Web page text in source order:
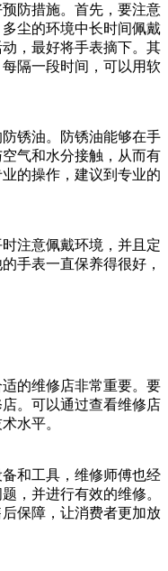
防措施。首先，要注意
尘的环境中长时间佩戴
，最好将手表摘下。其
隔一段时间，可以用软
锈油。防锈油能够在手
气和水分接触，从而有
的操作，建议到专业的
注意佩戴环境，并且定
手表一直保养得很好，
的维修店非常重要。要
。可以通过查看维修店
水平。
和工具，维修师傅也经
，并进行有效的维修。
保障，让消费者更加放